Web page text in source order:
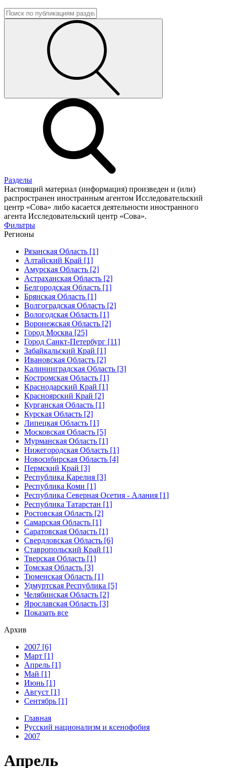
Разделы
Настоящий материал (информация) произведен и (или)
распространен иностранным агентом Исследовательский
центр «Сова» либо касается деятельности иностранного
агента Исследовательский центр «Сова».
Фильтры
Регионы
Рязанская Область [1]
Алтайский Край [1]
Амурская Область [2]
Астраханская Область [2]
Белгородская Область [1]
Брянская Область [1]
Волгоградская Область [2]
Вологодская Область [1]
Воронежская Область [2]
Город Москва [25]
Город Санкт-Петербург [11]
Забайкальский Край [1]
Ивановская Область [2]
Калининградская Область [3]
Костромская Область [1]
Краснодарский Край [1]
Красноярский Край [2]
Курганская Область [1]
Курская Область [2]
Липецкая Область [1]
Московская Область [5]
Мурманская Область [1]
Нижегородская Область [1]
Новосибирская Область [4]
Пермский Край [3]
Республика Карелия [3]
Республика Коми [1]
Республика Северная Осетия - Алания [1]
Республика Татарстан [1]
Ростовская Область [2]
Самарская Область [1]
Саратовская Область [1]
Свердловская Область [6]
Ставропольский Край [1]
Тверская Область [1]
Томская Область [3]
Тюменская Область [1]
Удмуртская Республика [5]
Челябинская Область [2]
Ярославская Область [3]
Показать все
Архив
2007 [6]
Март [1]
Апрель [1]
Май [1]
Июнь [1]
Август [1]
Сентябрь [1]
Главная
Русский национализм и ксенофобия
2007
Апрель